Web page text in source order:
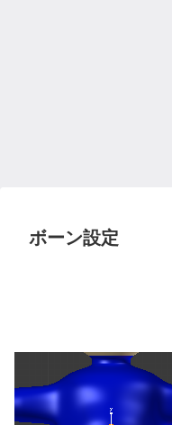
ボーン設定